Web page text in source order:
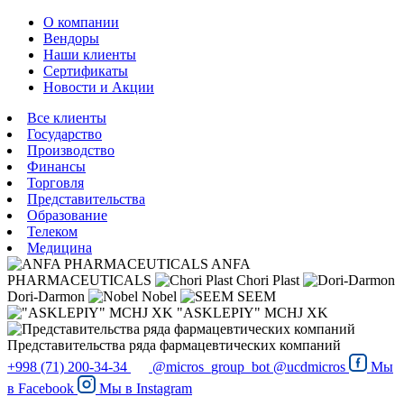
О компании
Вендоры
Наши клиенты
Сертификаты
Новости и Акции
Все клиенты
Государство
Производство
Финансы
Торговля
Представительства
Образование
Телеком
Медицина
ANFA
PHARMACEUTICALS
Chori Plast
Dori-Darmon
Nobel
SEEM
"ASKLEPIY" MCHJ XK
Представительства ряда фармацевтических компаний
+998 (71) 200-34-34
@micros_group_bot @ucdmicros
Мы
в Facebook Мы в Instagram